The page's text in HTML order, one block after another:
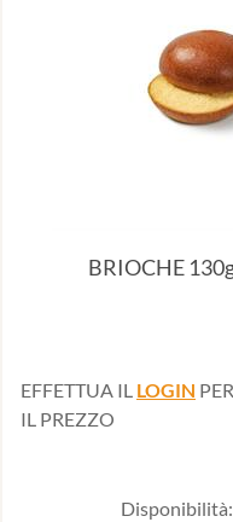
BRIOCHE
EFFETTUA IL LOGIN
IL PREZZO
Disponibilità: